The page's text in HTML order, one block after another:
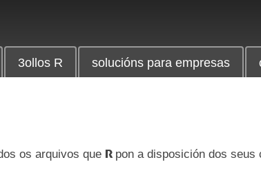
3ollos R solucións para empresas
os arquivos que Rpon a disposición dos seus